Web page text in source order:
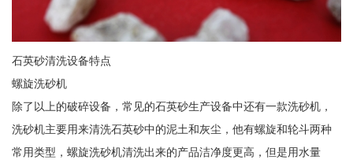
石英砂清洗设备特点
螺旋洗砂机
除了以上的破碎设备，常见的石英砂生产设备中还有一款洗砂机，
洗砂机主要用来清洗石英砂中的泥土和灰尘，他有螺旋和轮斗两种
常用类型，螺旋洗砂机清洗出来的产品洁净度更高，但是用水量